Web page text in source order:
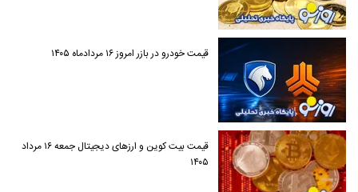
قیمت خودرو در بازر امروز ۱۶ مردادماه ۱۴۰۵
قیمت بیت کوین و ارز‌های دیجیتال جمعه ۱۶ مرداد
۱۴۰۵